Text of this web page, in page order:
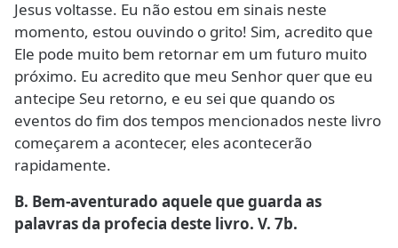
Jesus voltasse. Eu não estou em sinais neste
momento, estou ouvindo o grito! Sim, acredito que
Ele pode muito bem retornar em um futuro muito
próximo. Eu acredito que meu Senhor quer que eu
antecipe Seu retorno, e eu sei que quando os
eventos do fim dos tempos mencionados neste livro
começarem a acontecer, eles acontecerão
rapidamente.
B. Bem-aventurado aquele que guarda as
palavras da profecia deste livro. V. 7b.